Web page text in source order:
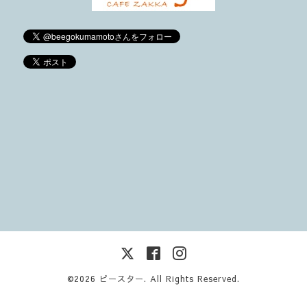
©2026 ビースター. All Rights Reserved.